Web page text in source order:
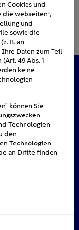
Cookies und
die webseiten-,
und
sowie die
B. an
Daten zum Teil
49 Abs. 1
keine
können Sie
Technologien
den
Technologien
an Dritte finden